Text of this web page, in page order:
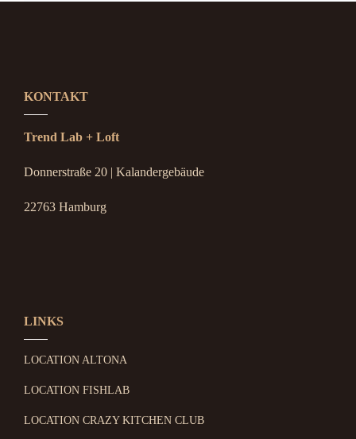
KONTAKT
Trend Lab + Loft
Donnerstraße 20 | Kalandergebäude
22763 Hamburg
LINKS
LOCATION ALTONA
LOCATION FISHLAB
LOCATION CRAZY KITCHEN CLUB